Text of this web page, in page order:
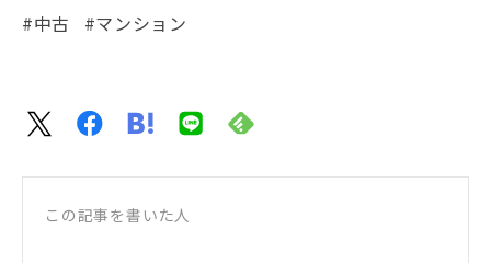
#中古 #マンション
この記事を書いた人